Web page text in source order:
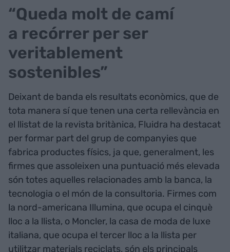
“Queda molt de camí
a recórrer per ser
veritablement
sostenibles”
Deixant de banda els resultats econòmics, que de
tota manera sí que tenen una certa rellevància en
el llistat de la revista britànica, Fluidra ha destacat
per formar part del grup de companyies que
fabrica productes físics, ja que, generalment, les
firmes que assoleixen una puntuació més elevada
són totes aquelles relacionades amb la banca, la
tecnologia o el món de la consultoria. Firmes com
la nord-americana Illumina, que ocupa el cinquè
lloc a la llista, o Moncler, la casa de moda de luxe
italiana, que ocupa el tercer lloc a la llista per
utilitzar materials reciclats, són els principals